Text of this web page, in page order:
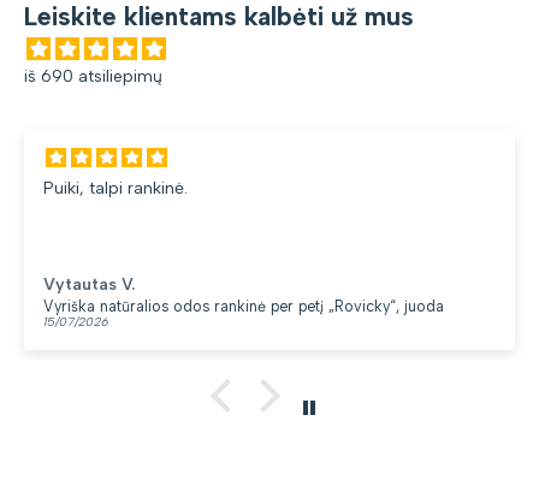
Leiskite klientams kalbėti už mus
iš 690 atsiliepimų
Puiki, talpi rankinė.
Vytautas V.
Vyriška natūralios odos rankinė per petį „Rovicky“, juoda
15/07/2026